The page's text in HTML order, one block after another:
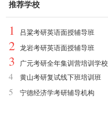
推荐学校
1 吕粱考研英语面授辅导班
2 龙岩考研英语面授辅导班
3 广元考研全年集训营培训学校
4 黄山考研复试线下班培训班
5 宁德经济学考研辅导机构